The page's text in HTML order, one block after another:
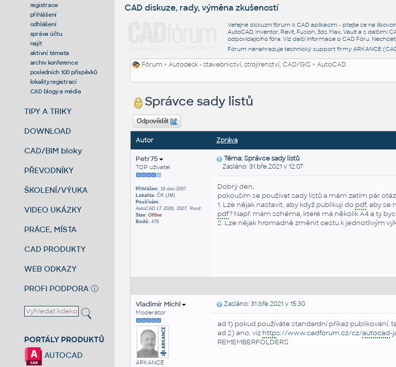
registrace
přihlášení
odhlášení
správa účtu
najít
aktivní témata
archiv konference
posledních 100 příspěvků
lokality registrací
CAD blogy a média
TIPY A TRIKY
DOWNLOAD
CAD/BIM bloky
PŘEVODNÍKY
ŠKOLENÍ/VÝUKA
VIDEO UKÁZKY
PRÁCE, MÍSTA
CAD PRODUKTY
WEB ODKAZY
PROFI PODPORA ⓘ
PORTÁLY PRODUKTŮ
AUTOCAD
CAD diskuze, rady, výměna zkušeností
Veřejné diskuzní fórum k CAD aplikacím - ptejte se na
AutoCAD, Inventor, Revit, Fusion, 3ds Max, Vault a s
odpovídajícího fóra. Viz další informace o CAD Fóru.
Fórum nenahrazuje technický support firmy ARKANCE
Fórum >Autodesk - stavebnictví, strojírenství, CAD/GIS>AutoCAD
Správce sady listů
Odpovědět
Autor Zpráva
Petr75
TOP uživatel
Přihlášen:16.úno.2007
Lokalita:ČR (JM)
Používám:
AutoCAD LT 2026, 2027, Revit
Stav: Offline
Bodů:476
Téma: Správce sady listů
Zasláno: 31.bře.2021 v 12:07
Dobrý den,
pokouším se používat sady listů a mám zatím pár
1. Lze nějak nastavit, aby když publikuji do pdf, aby se
pdf? Např. mám schéma, které má několik A4 a ty
2. Lze nějak hromadně změnit cestu k jednotlivým
Vladimír Michl
Moderátor
ARKANCE
Zasláno: 31.bře.2021 v 15:30
ad 1) pokud používáte standardní příkaz publikování,
ad 2) ano, viz https://www.cadforum.cz/cz/autocad-
REMEMBERFOLDERS